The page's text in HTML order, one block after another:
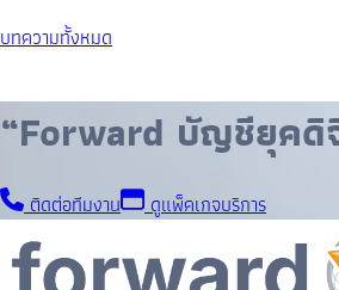
บทความทั้งหมด
“Forward บัญชียุคดิ
ติดต่อทีมงาน ดูแพ็คเกจบริการ